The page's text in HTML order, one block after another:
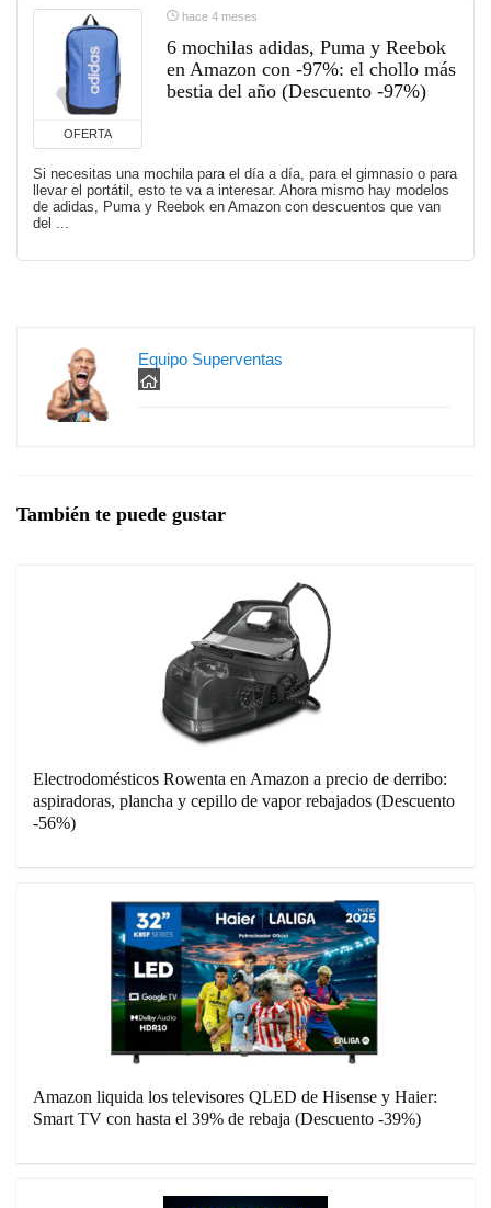
OFERTA
hace 4 meses
6 mochilas adidas, Puma y Reebok
en Amazon con -97%: el chollo más
bestia del año (Descuento -97%)
Si necesitas una mochila para el día a día, para el gimnasio o para
llevar el portátil, esto te va a interesar. Ahora mismo hay modelos
de adidas, Puma y Reebok en Amazon con descuentos que van
del ...
Equipo Superventas
También te puede gustar
Electrodomésticos Rowenta en Amazon a precio de derribo:
aspiradoras, plancha y cepillo de vapor rebajados (Descuento
-56%)
Amazon liquida los televisores QLED de Hisense y Haier:
Smart TV con hasta el 39% de rebaja (Descuento -39%)